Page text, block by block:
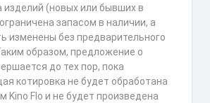
изделий (новых или бывших в
запасом в наличии, а
изменены без предварительного
образом, предложение о
до тех пор, пока
котировка не будет обработана
Kino Flo и не будет произведена